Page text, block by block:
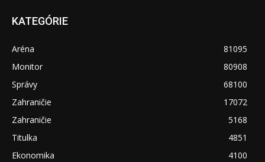
KATEGÓRIE
Aréna
81095
Monitor
80908
Správy
68100
Zahraničie
17072
Zahraničie
5168
Titulka
4851
Ekonomika
4100